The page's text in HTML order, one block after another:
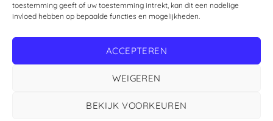
toestemming geeft of uw toestemming intrekt, kan dit een nadelige
invloed hebben op bepaalde functies en mogelijkheden.
ACCEPTEREN
WEIGEREN
BEKIJK VOORKEUREN